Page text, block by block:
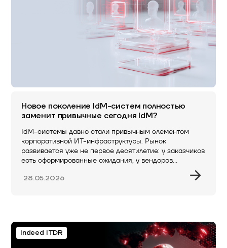
Новое поколение IdM-систем полностью
заменит привычные сегодня IdM?
IdM-системы давно стали привычным элементом
корпоративной ИТ-инфраструктуры. Рынок
развивается уже не первое десятилетие: у заказчиков
есть сформированные ожидания, у вендоров…
28.05.2026
Indeed ITDR